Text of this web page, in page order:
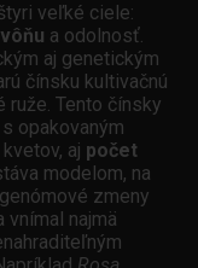
veľké ciele:
vôňu a odolnosť.
aj genetickým
čínsku kultivačnú
Tento čínsky
opakovaným
aj počet
modelom, na
zmeny
vnímal najmä